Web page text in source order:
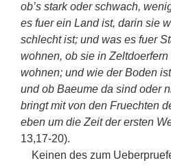
ob’s stark oder schwach,
es fuer ein Land ist, darin sie
schlecht ist; und was es fuer
wohnen, ob sie in
wohnen; und wie der Boden
und ob Baeume da sind oder
bringt mit von den Fruechten
eben um die Zeit der ersten
13,17-20).
Keinen des zum